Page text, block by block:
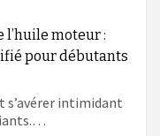
l’huile moteur :
pour débutants
s’avérer intimidant